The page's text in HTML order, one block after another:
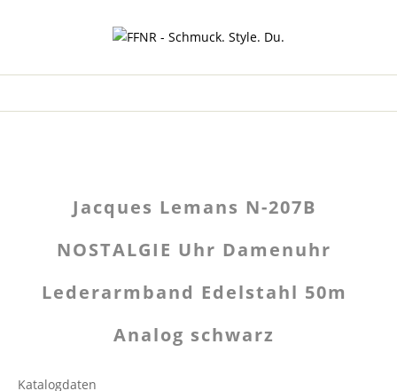
Jacques Lemans N-207B
NOSTALGIE Uhr Damenuhr
Lederarmband Edelstahl 50m
Analog schwarz
Katalogdaten